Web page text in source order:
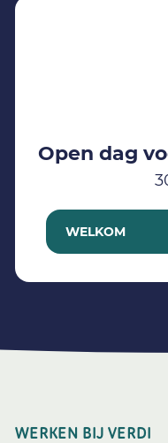
Open dag
WELKOM
WERKEN BIJ VERDI